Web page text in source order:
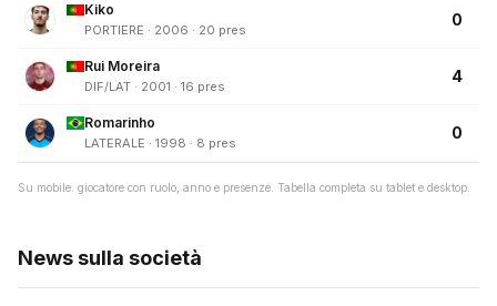
Kiko
PORTIERE · 2006 · 20 pres
0
Rui Moreira
DIF/LAT · 2001 · 16 pres
4
Romarinho
LATERALE · 1998 · 8 pres
0
Su mobile: giocatore con ruolo, anno e presenze. Tabella completa su tablet e desktop.
News sulla società